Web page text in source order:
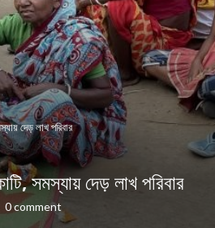
দেড় লাখ পরিবার
সমস্যায় দেড় লাখ পরিবার
0 comment